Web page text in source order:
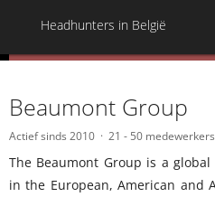
Headhunters in België
Beaumont Group
Actief sinds 2010 21 - 50 medewerkers
The Beaumont Group is a
in the European, American and